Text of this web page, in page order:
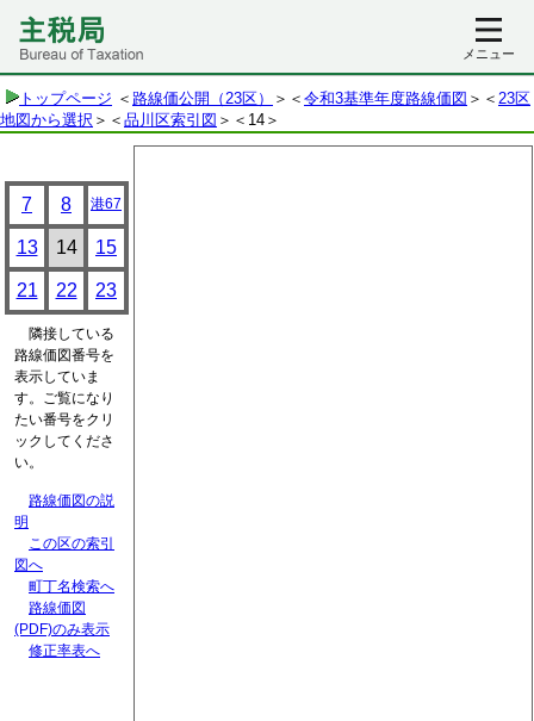
メニュー
トップページ ＜ 路線価公開（23区） ＞＜ 令和3基準年度路線価図 ＞＜ 23区
地図から選択 ＞＜ 品川区索引図 ＞ ＜14＞
7 8 港67
13 14 15
21 22 23
隣接している
路線価図番号を
表示していま
す。ご覧になり
たい番号をクリ
ックしてくださ
い。
路線価図の説
明
この区の索引
図へ
町丁名検索へ
路線価図
(PDF)のみ表示
修正率表へ